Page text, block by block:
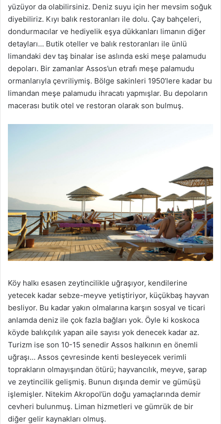
yüzüyor da olabilirsiniz. Deniz suyu için her mevsim soğuk
diyebiliriz. Kıyı balık restoranları ile dolu. Çay bahçeleri,
dondurmacılar ve hediyelik eşya dükkanları limanın diğer
detayları… Butik oteller ve balık restoranları ile ünlü
limandaki dev taş binalar ise aslında eski meşe palamudu
depoları. Bir zamanlar Assos’un etrafı meşe palamudu
ormanlarıyla çevriliymiş. Bölge sakinleri 1950’lere kadar bu
limandan meşe palamudu ihracatı yapmışlar. Bu depoların
macerası butik otel ve restoran olarak son bulmuş.
Köy halkı esasen zeytincilikle uğraşıyor, kendilerine
yetecek kadar sebze-meyve yetiştiriyor, küçükbaş hayvan
besliyor. Bu kadar yakın olmalarına karşın sosyal ve ticari
anlamda deniz ile çok fazla bağları yok. Öyle ki koskoca
köyde balıkçılık yapan aile sayısı yok denecek kadar az.
Turizm ise son 10-15 senedir Assos halkının en önemli
uğraşı… Assos çevresinde kenti besleyecek verimli
toprakların olmayışından ötürü; hayvancılık, meyve, şarap
ve zeytincilik gelişmiş. Bunun dışında demir ve gümüşü
işlemişler. Nitekim Akropol’ün doğu yamaçlarında demir
cevheri bulunmuş. Liman hizmetleri ve gümrük de bir
diğer gelir kaynakları olmuş.